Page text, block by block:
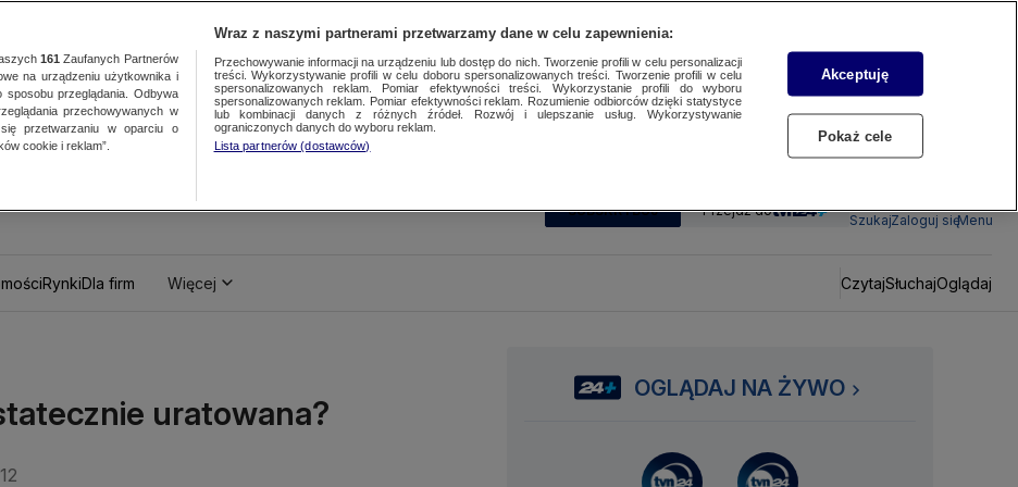
SUBSKRYBUJ Przejdź do
SzukajZaloguj sięMenu
RynkiDla firm Więcej CzytajSłuchajOglądaj
uratowana?
OGLĄDAJ NA ŻYWO
161 Zaufanych Partnerów
na urządzeniu użytkownika i
przeglądania. Odbywa
przechowywanych w
przetwarzaniu w oparciu o
cookie i reklam”.
Wraz z naszymi partnerami przetwarzamy dane w celu zapewnienia:
Przechowywanie informacji na urządzeniu lub dostęp do nich. Tworzenie profili w celu personalizacji
treści. Wykorzystywanie profili w celu doboru spersonalizowanych treści. Tworzenie profili w celu
spersonalizowanych reklam. Pomiar efektywności treści. Wykorzystanie profili do wyboru
spersonalizowanych reklam. Pomiar efektywności reklam. Rozumienie odbiorców dzięki statystyce
lub kombinacji danych z różnych źródeł. Rozwój i ulepszanie usług. Wykorzystywanie
ograniczonych danych do wyboru reklam.
Lista partnerów (dostawców)
Akceptuję
Pokaż cele